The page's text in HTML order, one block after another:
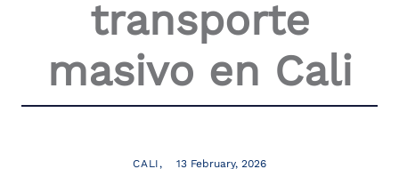
transporte
masivo en Cali
CALI 13 February, 2026